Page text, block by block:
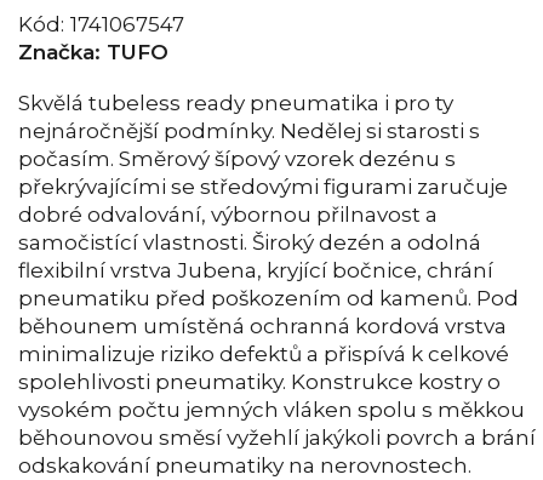
Kód: 1741067547
Značka: TUFO
Skvělá tubeless ready pneumatika i pro ty
nejnáročnější podmínky. Nedělej si starosti s
počasím. Směrový šípový vzorek dezénu s
překrývajícími se středovými figurami zaručuje
dobré odvalování, výbornou přilnavost a
samočistící vlastnosti. Široký dezén a odolná
flexibilní vrstva Jubena, kryjící bočnice, chrání
pneumatiku před poškozením od kamenů. Pod
běhounem umístěná ochranná kordová vrstva
minimalizuje riziko defektů a přispívá k celkové
spolehlivosti pneumatiky. Konstrukce kostry o
vysokém počtu jemných vláken spolu s měkkou
běhounovou směsí vyžehlí jakýkoli povrch a brání
odskakování pneumatiky na nerovnostech.